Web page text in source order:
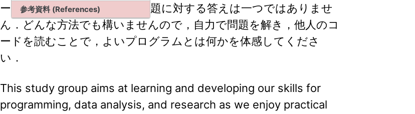
参考資料 (References)
ードレビューを行います． 問題に対する答えは一つではありませ
ん．どんな方法でも構いませんので，自力で問題を解き，他人のコ
ードを読むことで，よいプログラムとは何かを体感してくださ
い．
This study group aims at learning and developing our skills for
programming, data analysis, and research as we enjoy practical